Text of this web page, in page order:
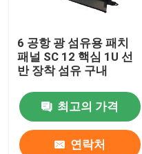
6 공항 광 섬유용 패치
패널 SC 12 핵심 1U 선
반 장착 섬유 구내
최고의 가격
연락처